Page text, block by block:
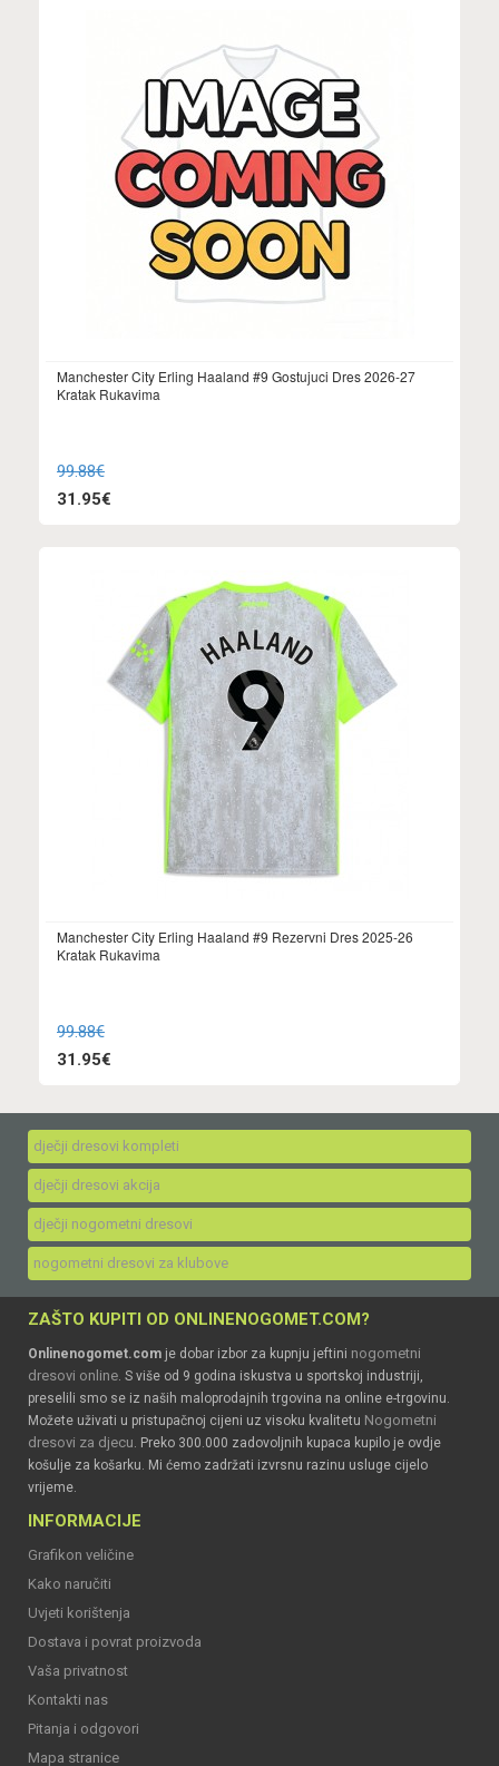
Manchester City Erling Haaland #9 Gostujuci Dres 2026-27
Kratak Rukavima
99.88€
31.95€
Manchester City Erling Haaland #9 Rezervni Dres 2025-26
Kratak Rukavima
99.88€
31.95€
dječji dresovi kompleti
dječji dresovi akcija
dječji nogometni dresovi
nogometni dresovi za klubove
ZAŠTO KUPITI OD ONLINENOGOMET.COM?
Onlinenogomet.com je dobar izbor za kupnju jeftini nogometni
dresovi online. S više od 9 godina iskustva u sportskoj industriji,
preselili smo se iz naših maloprodajnih trgovina na online e-trgovinu.
Možete uživati u pristupačnoj cijeni uz visoku kvalitetu Nogometni
dresovi za djecu. Preko 300.000 zadovoljnih kupaca kupilo je ovdje
košulje za košarku. Mi ćemo zadržati izvrsnu razinu usluge cijelo
vrijeme.
INFORMACIJE
Grafikon veličine
Kako naručiti
Uvjeti korištenja
Dostava i povrat proizvoda
Vaša privatnost
Kontakti nas
Pitanja i odgovori
Mapa stranice